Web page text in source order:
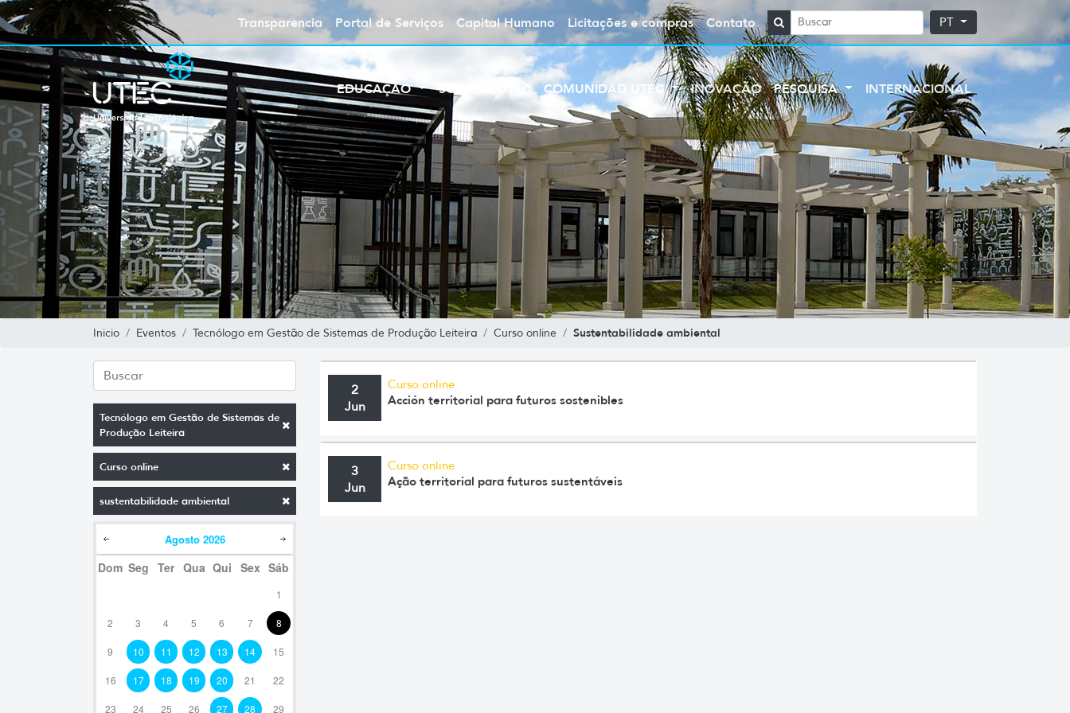
Transparencia Portal de Serviços Capital Humano Licitações e compras Contato PT
EDUCAÇÃO SOBRE A UTEC COMUNIDAD UTEC INOVAÇÃO PESQUISA INTERNACIONAL
Inicio Eventos Tecnólogo em Gestão de Sistemas de Produção Leiteira Curso online Sustentabilidade ambiental
Tecnólogo em Gestão de Sistemas de
Produção Leiteira
Curso online
sustentabilidade ambiental
Agosto 2026
Dom Seg Ter Qua Qui Sex Sáb
1
2 3 4 5 6 7 8
9 10 11 12 13 14 15
16 17 18 19 20 21 22
23 24 25 26 27 28 29
2
Jun
Curso online
Acción territorial para futuros sostenibles
3
Jun
Curso online
Ação territorial para futuros sustentáveis